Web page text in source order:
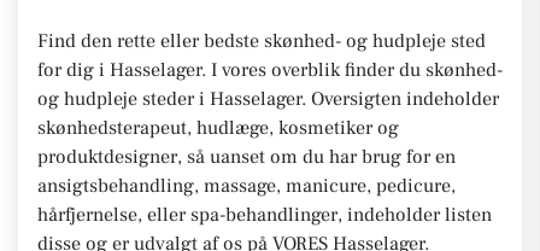
Find den rette eller bedste skønhed- og hudpleje sted
for dig i Hasselager. I vores overblik finder du skønhed-
og hudpleje steder i Hasselager. Oversigten indeholder
skønhedsterapeut, hudlæge, kosmetiker og
produktdesigner, så uanset om du har brug for en
ansigtsbehandling, massage, manicure, pedicure,
hårfjernelse, eller spa-behandlinger, indeholder listen
disse og er udvalgt af os på VORES Hasselager.